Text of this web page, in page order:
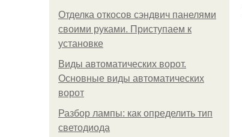
Отделка откосов сэндвич панелями
своими руками. Приступаем к
установке
Виды автоматических ворот.
Основные виды автоматических
ворот
Разбор лампы: как определить тип
светодиода